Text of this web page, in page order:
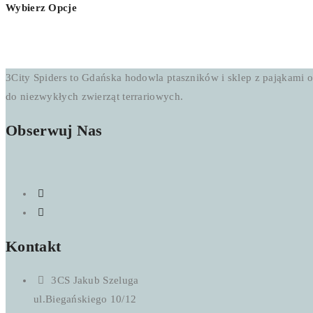
700,00 zł
Wybierz Opcje
3City Spiders to Gdańska hodowla ptaszników i sklep z
do niezwykłych zwierząt terrariowych.
Obserwuj Nas
Kontakt
3CS Jakub Szeluga
ul.Biegańskiego 10/12